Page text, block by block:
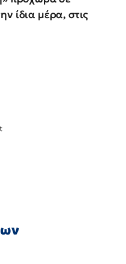
ίδια μέρα, στις